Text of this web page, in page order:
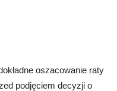
oszacowanie raty
podjęciem decyzji o